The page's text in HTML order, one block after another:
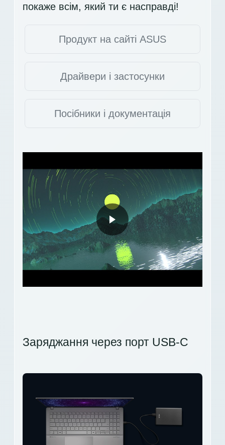
покаже всім, який ти є насправді!
Продукт на сайті ASUS
Драйвери і застосунки
Посібники і документація
Заряджання через порт USB-C